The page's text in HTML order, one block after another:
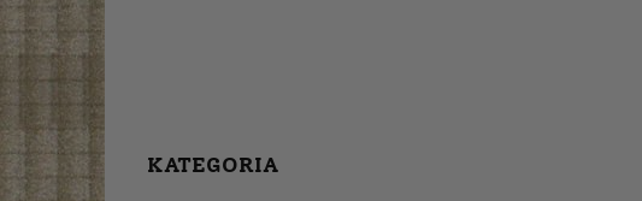
KATEGORIA